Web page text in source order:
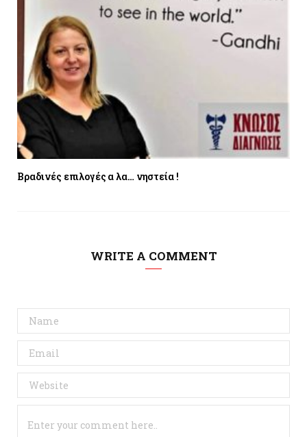
Βραδινές επιλογές α λα… νηστεία !
WRITE A COMMENT